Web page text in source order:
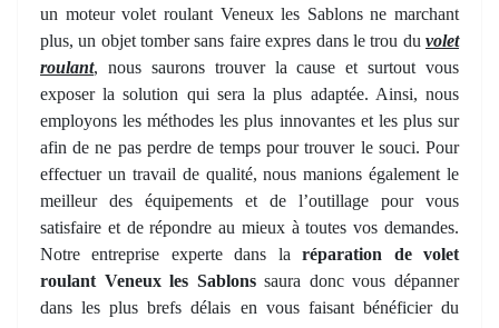
un moteur volet roulant Veneux les Sablons ne marchant
plus, un objet tomber sans faire expres dans le trou du volet
roulant, nous saurons trouver la cause et surtout vous
exposer la solution qui sera la plus adaptée. Ainsi, nous
employons les méthodes les plus innovantes et les plus sur
afin de ne pas perdre de temps pour trouver le souci. Pour
effectuer un travail de qualité, nous manions également le
meilleur des équipements et de l’outillage pour vous
satisfaire et de répondre au mieux à toutes vos demandes.
Notre entreprise experte dans laréparation de volet
roulant Veneux les Sablonssaura donc vous dépanner
dans les plus brefs délais en vous faisant bénéficier du